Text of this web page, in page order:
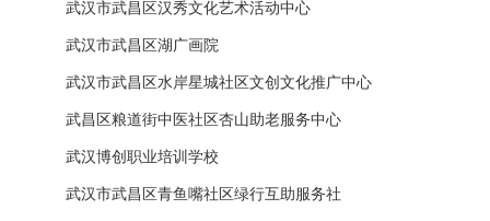
武汉市武昌区汉秀文化艺术活动中心
武汉市武昌区湖广画院
武汉市武昌区水岸星城社区文创文化推广中心
武昌区粮道街中医社区杏山助老服务中心
武汉博创职业培训学校
武汉市武昌区青鱼嘴社区绿行互助服务社